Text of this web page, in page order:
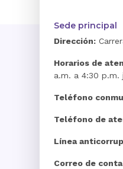
Sede principal
Dirección:
Horarios de
a.m. a 4:30 p.m.
Teléfono
Teléfono de
Línea
Correo de